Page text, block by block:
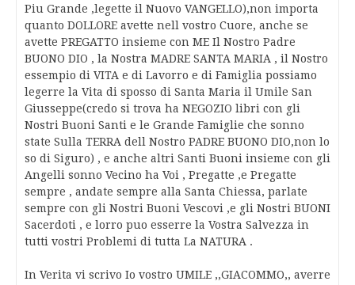
Piu Grande ,legette il Nuovo VANGELLO),non importa
quanto DOLLORE avette nell vostro Cuore, anche se
avette PREGATTO insieme con ME Il Nostro Padre
BUONO DIO , la Nostra MADRE SANTA MARIA , il Nostro
essempio di VITA e di Lavorro e di Famiglia possiamo
legerre la Vita di sposso di Santa Maria il Umile San
Giusseppe(credo si trova ha NEGOZIO libri con gli
Nostri Buoni Santi e le Grande Famiglie che sonno
state Sulla TERRA dell Nostro PADRE BUONO DIO,non lo
so di Siguro) , e anche altri Santi Buoni insieme con gli
Angelli sonno Vecino ha Voi , Pregatte ,e Pregatte
sempre , andate sempre alla Santa Chiessa, parlate
sempre con gli Nostri Buoni Vescovi ,e gli Nostri BUONI
Sacerdoti , e lorro puo esserre la Vostra Salvezza in
tutti vostri Problemi di tutta La NATURA .
In Verita vi scrivo Io vostro UMILE ,,GIACOMMO,, averre